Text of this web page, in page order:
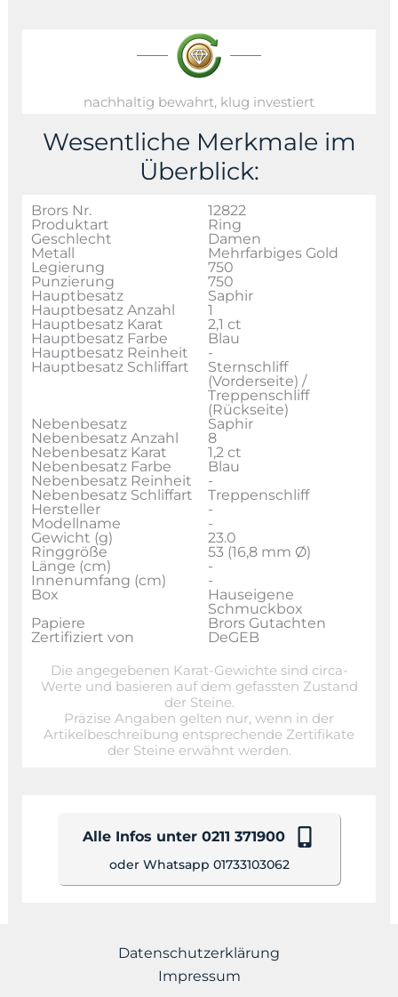
nachhaltig bewahrt, klug investiert
Wesentliche Merkmale im
Überblick:
Brors Nr.
12822
Produktart
Ring
Geschlecht
Damen
Metall
Mehrfarbiges Gold
Legierung
750
Punzierung
750
Hauptbesatz
Saphir
Hauptbesatz Anzahl
1
Hauptbesatz Karat
2,1 ct
Hauptbesatz Farbe
Blau
Hauptbesatz Reinheit
-
Hauptbesatz Schliffart
Sternschliff
(Vorderseite) /
Treppenschliff
(Rückseite)
Nebenbesatz
Saphir
Nebenbesatz Anzahl
8
Nebenbesatz Karat
1,2 ct
Nebenbesatz Farbe
Blau
Nebenbesatz Reinheit
-
Nebenbesatz Schliffart
Treppenschliff
Hersteller
-
Modellname
-
Gewicht (g)
23.0
Ringgröße
53 (16,8 mm Ø)
Länge (cm)
-
Innenumfang (cm)
-
Box
Hauseigene
Schmuckbox
Papiere
Brors Gutachten
Zertifiziert von
DeGEB
Die angegebenen Karat-Gewichte sind circa-
Werte und basieren auf dem gefassten Zustand
der Steine.
Präzise Angaben gelten nur, wenn in der
Artikelbeschreibung entsprechende Zertifikate
der Steine erwähnt werden.
Alle Infos unter 0211 371900
oder Whatsapp 01733103062
Datenschutzerklärung
Impressum